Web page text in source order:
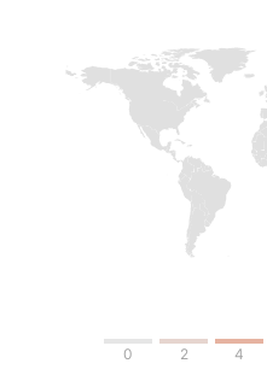
0 2 4